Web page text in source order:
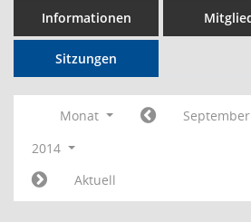
Informationen
Sitzungen
Monat
September
2014
Aktuell